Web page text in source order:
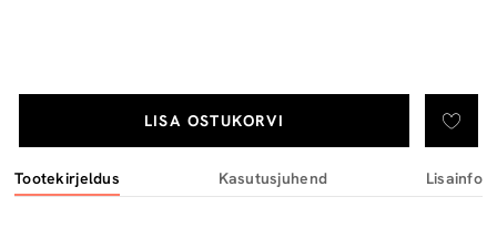
LISA OSTUKORVI
Tootekirjeldus Kasutusjuhend Lisainfo